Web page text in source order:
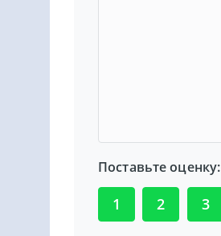
Поставьте оценку:
1 2 3